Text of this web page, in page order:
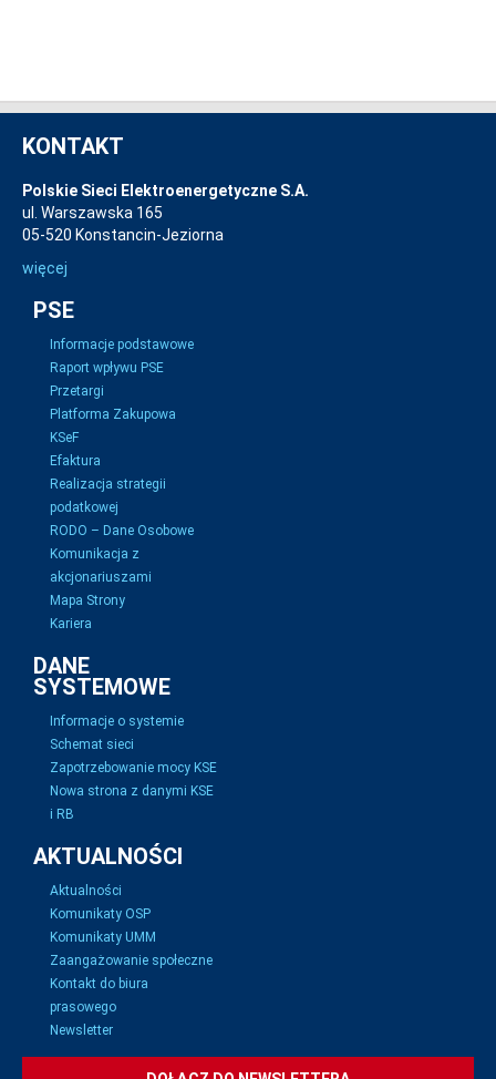
KONTAKT
Polskie Sieci Elektroenergetyczne S.A.
ul. Warszawska 165
05-520 Konstancin-Jeziorna
więcej
PSE
Informacje podstawowe
Raport wpływu PSE
Przetargi
Platforma Zakupowa
KSeF
Efaktura
Realizacja strategii
podatkowej
RODO – Dane Osobowe
Komunikacja z
akcjonariuszami
Mapa Strony
Kariera
DANE
SYSTEMOWE
Informacje o systemie
Schemat sieci
Zapotrzebowanie mocy KSE
Nowa strona z danymi KSE
i RB
AKTUALNOŚCI
Aktualności
Komunikaty OSP
Komunikaty UMM
Zaangażowanie społeczne
Kontakt do biura
prasowego
Newsletter